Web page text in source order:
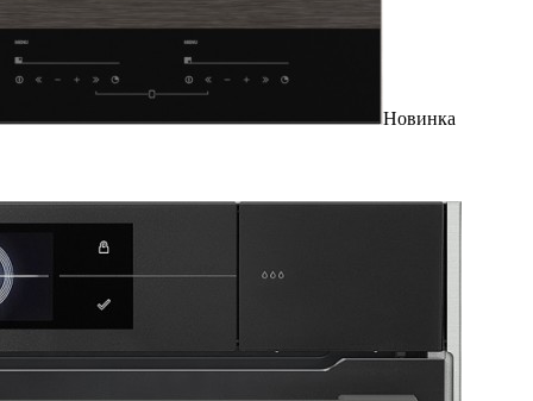
Новинка